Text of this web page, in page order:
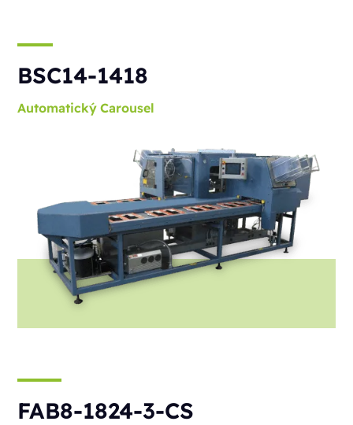
BSC14-1418
Automatický Carousel
FAB8-1824-3-CS